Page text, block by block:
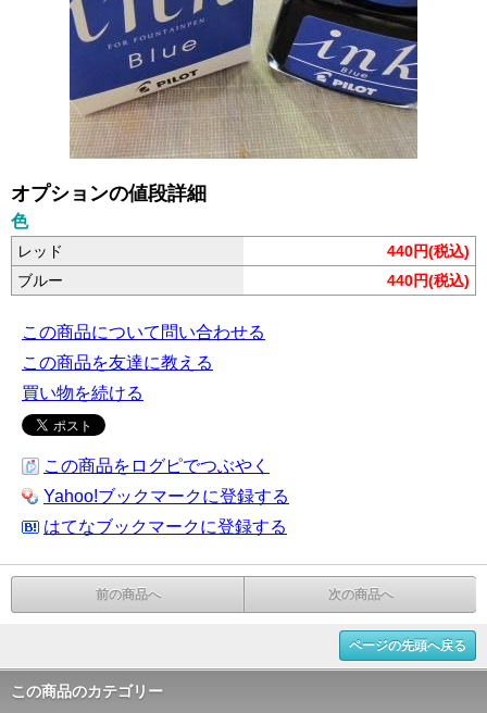
オプションの値段詳細
色
レッド
440円(税込)
ブルー
440円(税込)
この商品について問い合わせる
この商品を友達に教える
買い物を続ける
この商品をログピでつぶやく
Yahoo!ブックマークに登録する
はてなブックマークに登録する
前の商品へ 次の商品へ
ページの先頭へ戻る
この商品のカテゴリー